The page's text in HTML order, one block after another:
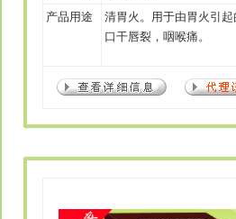
产品用途
清胃火。用于由胃火引起
口干唇裂，咽喉痛。